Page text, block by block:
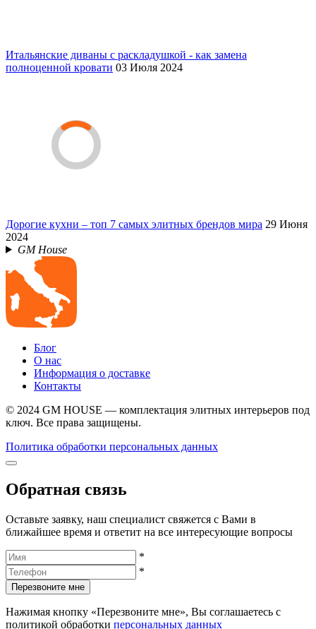
Итальянские диваны с раскладушкой - как замена
полноценной кровати 03 Июля 2024
Дорогие кухни – топ 7 самых элитных брендов мира 29 Июня
2024
GM House
Блог
О нас
Информация о доставке
Контакты
© 2024 GM HOUSE — комплектация элитных интерьеров под
ключ. Все права защищены.
Политика обработки персональных данных
Обратная связь
Оставьте заявку, наш специалист свяжется с Вами в
ближайшее время и ответит на все интересующие вопросы
*
*
Перезвоните мне
Нажимая кнопку «Перезвоните мне», Вы соглашаетесь с
политикой обработки персональных данных